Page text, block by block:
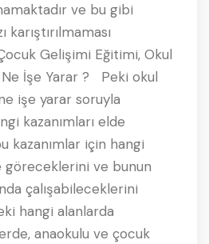
ve bu gibi
karıştırılmaması
Gelişimi Eğitimi, Okul
İşe Yarar ? Peki okul
işe yarar soruyla
kazanımları elde
kazanımlar için hangi
ve bunun
çalışabileceklerini
hangi alanlarda
anaokulu ve çocuk